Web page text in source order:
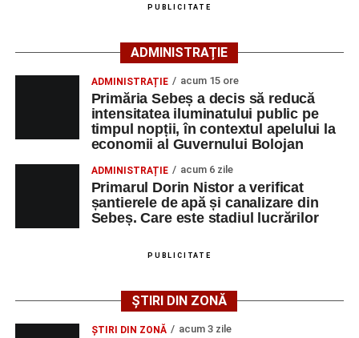
Lista publicată de AJOFM Alba include, pe lângă
denumirea posturilor vacante din Săsciori, și datele de
contact ale angajatorilor, precum numere de telefon și
adrese de e-mail, pentru ca persoanele interesate să
poată solicita detalii despre condițiile de angajare,
programul de lucru și procesul de recrutare.
Mai jos puteți consulta lista completă a locurilor de
muncă disponibile în comuna Săsciori la data de 4
AGENT OCUPAŢIA
NR.
NR.
PUBLICITATE
ADMINISTRAȚIE
ADMINISTRAȚIE acum 15 ore
Primăria Sebeș a decis să reducă
intensitatea iluminatului public pe
timpul nopții, în contextul apelului la
economii al Guvernului Bolojan
ADMINISTRAȚIE acum 6 zile
Primarul Dorin Nistor a verificat
șantierele de apă și canalizare din
Sebeș. Care este stadiul lucrărilor
PUBLICITATE
ȘTIRI DIN ZONĂ
ȘTIRI DIN ZONĂ acum 3 zile